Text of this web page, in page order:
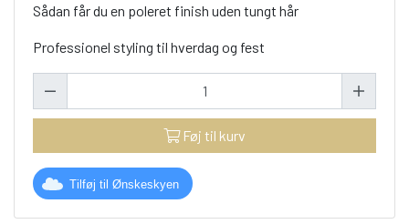
Sådan får du en poleret finish uden tungt hår
Professionel styling til hverdag og fest
Føj til kurv
Tilføj til Ønskeskyen